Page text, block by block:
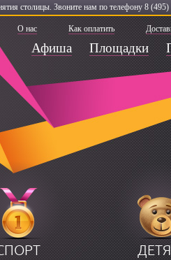
столицы. Звоните нам по телефону 8 (495)
О нас Как оплатить
Афиша Площадки